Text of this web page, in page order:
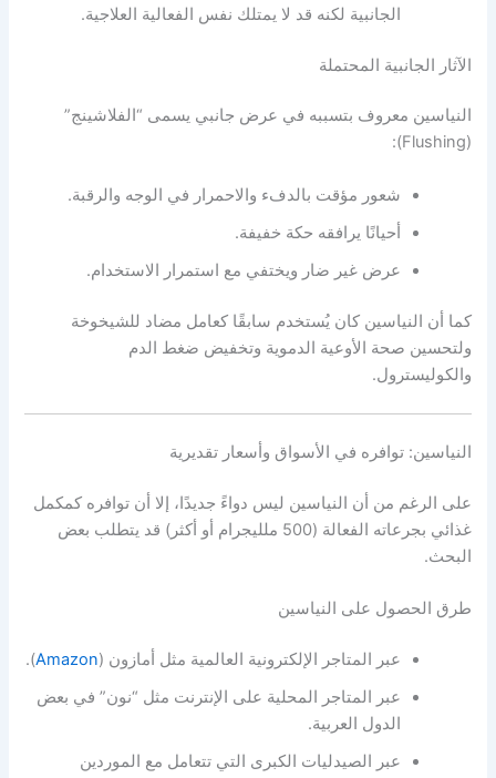
الجانبية لكنه قد لا يمتلك نفس الفعالية العلاجية.
الآثار الجانبية المحتملة
النياسين معروف بتسببه في عرض جانبي يسمى “الفلاشينج”
(Flushing):
شعور مؤقت بالدفء والاحمرار في الوجه والرقبة.
أحيانًا يرافقه حكة خفيفة.
عرض غير ضار ويختفي مع استمرار الاستخدام.
كما أن النياسين كان يُستخدم سابقًا كعامل مضاد للشيخوخة
ولتحسين صحة الأوعية الدموية وتخفيض ضغط الدم
والكوليسترول.
النياسين: توافره في الأسواق وأسعار تقديرية
على الرغم من أن النياسين ليس دواءً جديدًا، إلا أن توافره كمكمل
غذائي بجرعاته الفعالة (500 ملليجرام أو أكثر) قد يتطلب بعض
البحث.
طرق الحصول على النياسين
عبر المتاجر الإلكترونية العالمية مثل أمازون (Amazon
).
عبر المتاجر المحلية على الإنترنت مثل “نون” في بعض
الدول العربية.
عبر الصيدليات الكبرى التي تتعامل مع الموردين